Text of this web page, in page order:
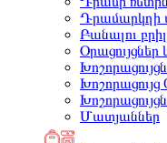
Դրամարկղի
Բանալու
Օրացույցներ
Խոշորացույց
Մատյաններ